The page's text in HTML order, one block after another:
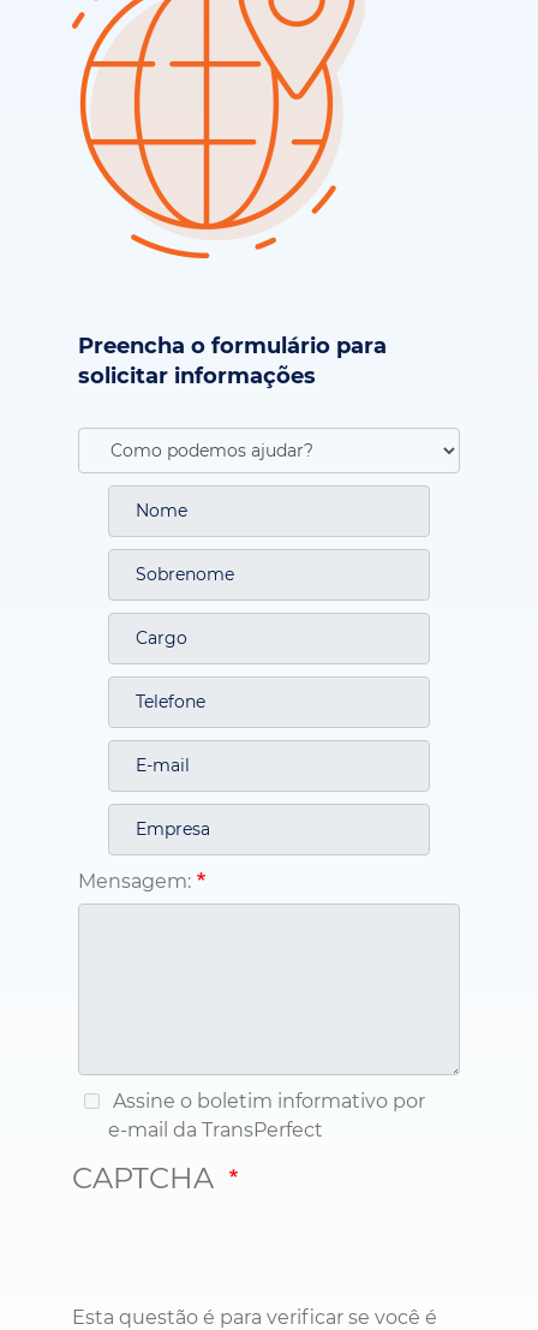
Preencha o formulário para
solicitar informações
Mensagem:
Assine o boletim informativo por
e-mail da TransPerfect
CAPTCHA
Esta questão é para verificar se você é